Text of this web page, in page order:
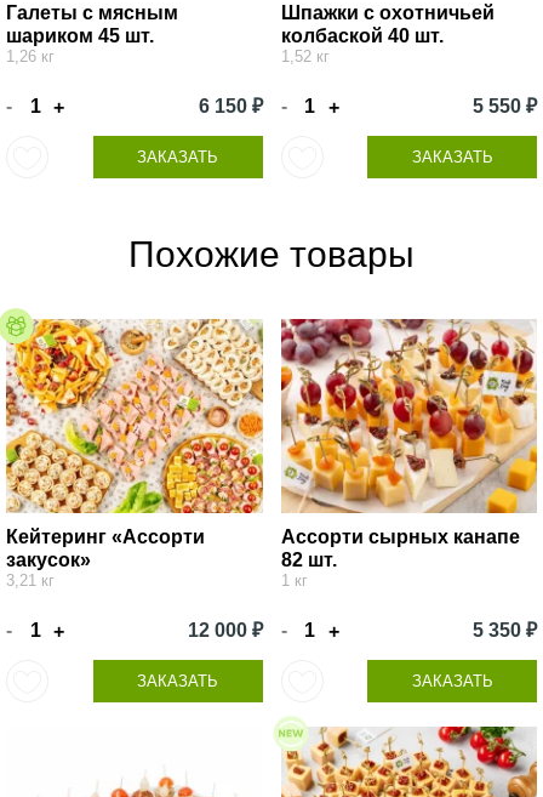
Галеты с мясным
шариком 45 шт.
1,26 кг
- + 6 150 ₽
ЗАКАЗАТЬ
Шпажки с охотничьей
колбаской 40 шт.
1,52 кг
- + 5 550 ₽
ЗАКАЗАТЬ
Похожие товары
Кейтеринг «Ассорти
закусок»
3,21 кг
- + 12 000 ₽
ЗАКАЗАТЬ
Ассорти сырных канапе
82 шт.
1 кг
- + 5 350 ₽
ЗАКАЗАТЬ